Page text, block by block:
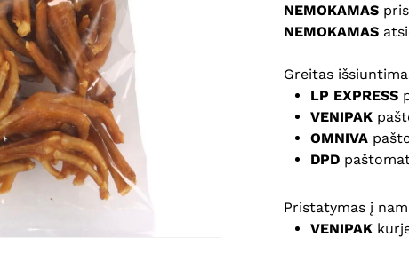
NEMOKAMAS
NEMOKAMAS
Greitas
LP EXPRESS
VENIPAK
OMNIVA
DPD
Pristatymas į
VENIPAK
Noriu
puslapį, kad
komentarą.